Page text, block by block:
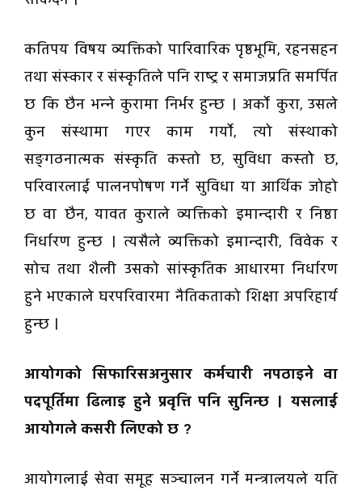
कतिपय विषय व्यक्तिको पारिवारिक पृष्ठभूमि, रहनसहन
तथा संस्कार र संस्कृतिले पनि राष्ट्र र समाजप्रति समर्पित
छ कि छैन भन्ने कुरामा निर्भर हुन्छ । अर्को कुरा, उसले
कुन संस्थामा गएर काम गर्यो, त्यो संस्थाको
सङ्गठनात्मक संस्कृति कस्तो छ, सुविधा कस्तोे छ,
परिवारलाई पालनपोषण गर्ने सुविधा या आर्थिक जोहो
छ वा छैन, यावत कुराले व्यक्तिको इमान्दारी र निष्ठा
निर्धारण हुन्छ । त्यसैले व्यक्तिको इमान्दारी, विवेक र
सोच तथा शैली उसको सांस्कृतिक आधारमा निर्धारण
हुने भएकाले घरपरिवारमा नैतिकताको शिक्षा अपरिहार्य
हुन्छ ।
आयोगको सिफारिसअनुसार कर्मचारी नपठाइने वा
पदपूर्तिमा ढिलाइ हुने प्रवृत्ति पनि सुनिन्छ । यसलाई
आयोगले कसरी लिएको छ ?
आयोगलाई सेवा समूह सञ्चालन गर्ने मन्त्रालयले यति